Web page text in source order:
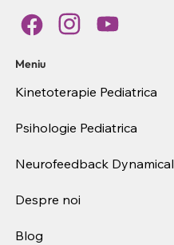
Meniu
Kinetoterapie Pediatrica
Psihologie Pediatrica
Neurofeedback Dynamical
Despre noi
Blog